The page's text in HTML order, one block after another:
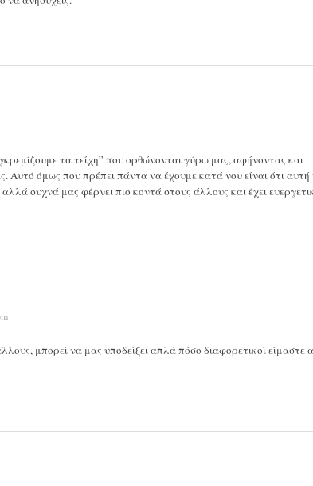
τα τείχη” που ορθώνονται γύρω μας, αφήνοντας και
Αυτό όμως που πρέπει πάντα να έχουμε κατά νου είναι ότι αυτή
αλλά συχνά μας φέρνει πιο κοντά στους άλλους και έχει
μπορεί να μας υποδείξει απλά πόσο διαφορετικοί είμαστε